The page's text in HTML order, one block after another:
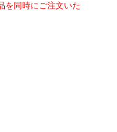
を同時にご注文いた